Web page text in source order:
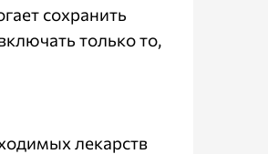
сохранить
только то,
лекарств